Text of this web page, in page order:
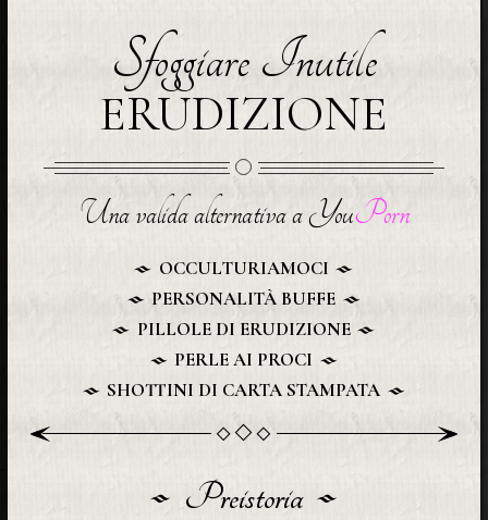
Sfoggiare Inutile
ERUDIZIONE
Una valida alternativa a YouPorn
OCCULTURIAMOCI
PERSONALITÀ BUFFE
PILLOLE DI ERUDIZIONE
PERLE AI PROCI
SHOTTINI DI CARTA STAMPATA
Preistoria